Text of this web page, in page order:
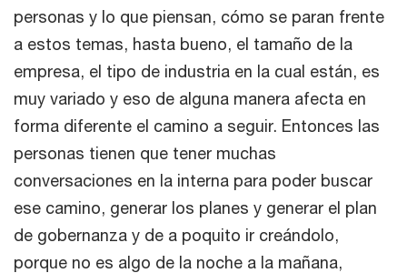
personas y lo que piensan, cómo se paran frente
a estos temas, hasta bueno, el tamaño de la
empresa, el tipo de industria en la cual están, es
muy variado y eso de alguna manera afecta en
forma diferente el camino a seguir. Entonces las
personas tienen que tener muchas
conversaciones en la interna para poder buscar
ese camino, generar los planes y generar el plan
de gobernanza y de a poquito ir creándolo,
porque no es algo de la noche a la mañana,